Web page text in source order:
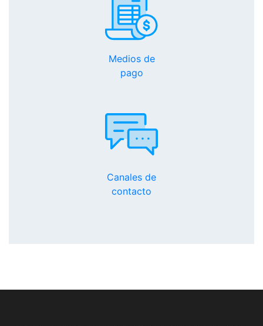
Medios de
pago
Canales de
contacto